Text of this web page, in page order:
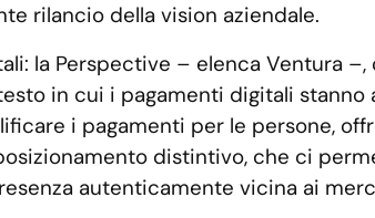
rilancio della vision aziendale.
la Perspective – elenca Ventura
in cui i pagamenti digitali
i pagamenti per le persone,
distintivo, che ci
autenticamente vicina ai